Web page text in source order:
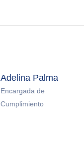
Adelina Palma
Encargada de
Cumplimiento